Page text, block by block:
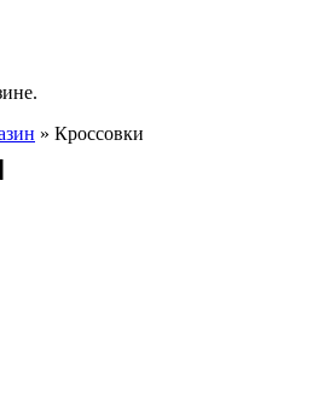
» Кроссовки